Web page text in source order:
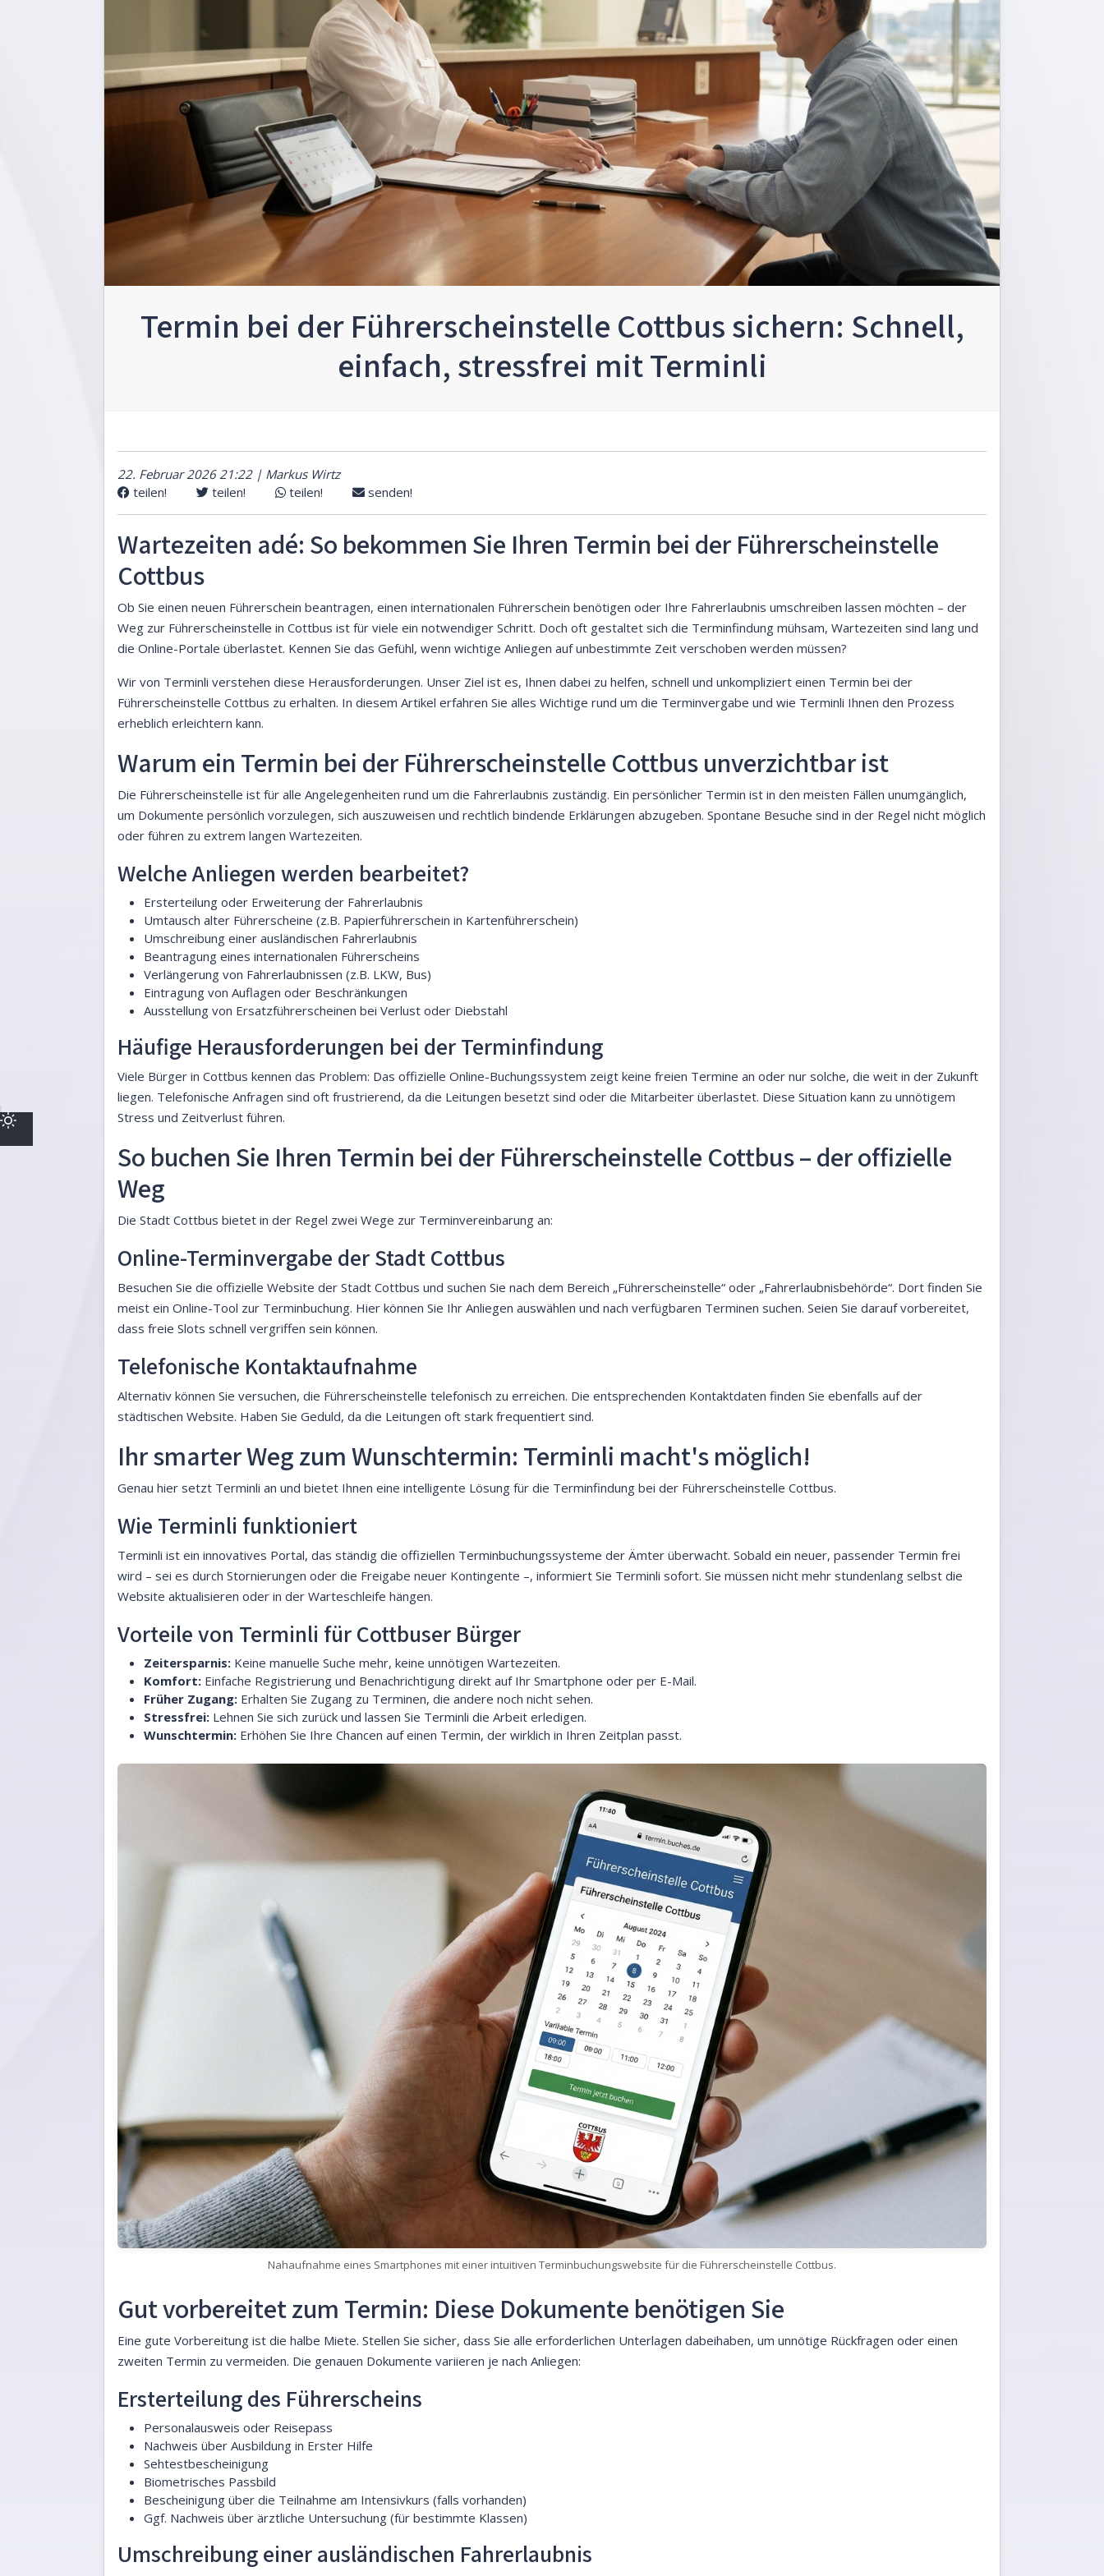
Termin bei der Führerscheinstelle Cottbus sichern: Schnell,
einfach, stressfrei mit Terminli
22. Februar 2026 21:22 | Markus Wirtz
teilen!
teilen! teilen! senden!
Wartezeiten adé: So bekommen Sie Ihren Termin bei der Führerscheinstelle
Cottbus
Ob Sie einen neuen Führerschein beantragen, einen internationalen Führerschein benötigen oder Ihre Fahrerlaubnis umschreiben lassen möchten – der
Weg zur Führerscheinstelle in Cottbus ist für viele ein notwendiger Schritt. Doch oft gestaltet sich die Terminfindung mühsam, Wartezeiten sind lang und
die Online-Portale überlastet. Kennen Sie das Gefühl, wenn wichtige Anliegen auf unbestimmte Zeit verschoben werden müssen?
Wir von Terminli verstehen diese Herausforderungen. Unser Ziel ist es, Ihnen dabei zu helfen, schnell und unkompliziert einen Termin bei der
Führerscheinstelle Cottbus zu erhalten. In diesem Artikel erfahren Sie alles Wichtige rund um die Terminvergabe und wie Terminli Ihnen den Prozess
erheblich erleichtern kann.
Warum ein Termin bei der Führerscheinstelle Cottbus unverzichtbar ist
Die Führerscheinstelle ist für alle Angelegenheiten rund um die Fahrerlaubnis zuständig. Ein persönlicher Termin ist in den meisten Fällen unumgänglich,
um Dokumente persönlich vorzulegen, sich auszuweisen und rechtlich bindende Erklärungen abzugeben. Spontane Besuche sind in der Regel nicht möglich
oder führen zu extrem langen Wartezeiten.
Welche Anliegen werden bearbeitet?
Ersterteilung oder Erweiterung der Fahrerlaubnis
Umtausch alter Führerscheine (z.B. Papierführerschein in Kartenführerschein)
Umschreibung einer ausländischen Fahrerlaubnis
Beantragung eines internationalen Führerscheins
Verlängerung von Fahrerlaubnissen (z.B. LKW, Bus)
Eintragung von Auflagen oder Beschränkungen
Ausstellung von Ersatzführerscheinen bei Verlust oder Diebstahl
Häufige Herausforderungen bei der Terminfindung
Viele Bürger in Cottbus kennen das Problem: Das offizielle Online-Buchungssystem zeigt keine freien Termine an oder nur solche, die weit in der Zukunft
liegen. Telefonische Anfragen sind oft frustrierend, da die Leitungen besetzt sind oder die Mitarbeiter überlastet. Diese Situation kann zu unnötigem
Stress und Zeitverlust führen.
So buchen Sie Ihren Termin bei der Führerscheinstelle Cottbus – der offizielle
Weg
Die Stadt Cottbus bietet in der Regel zwei Wege zur Terminvereinbarung an:
Online-Terminvergabe der Stadt Cottbus
Besuchen Sie die offizielle Website der Stadt Cottbus und suchen Sie nach dem Bereich „Führerscheinstelle“ oder „Fahrerlaubnisbehörde“. Dort finden Sie
meist ein Online-Tool zur Terminbuchung. Hier können Sie Ihr Anliegen auswählen und nach verfügbaren Terminen suchen. Seien Sie darauf vorbereitet,
dass freie Slots schnell vergriffen sein können.
Telefonische Kontaktaufnahme
Alternativ können Sie versuchen, die Führerscheinstelle telefonisch zu erreichen. Die entsprechenden Kontaktdaten finden Sie ebenfalls auf der
städtischen Website. Haben Sie Geduld, da die Leitungen oft stark frequentiert sind.
Ihr smarter Weg zum Wunschtermin: Terminli macht's möglich!
Genau hier setzt Terminli an und bietet Ihnen eine intelligente Lösung für die Terminfindung bei der Führerscheinstelle Cottbus.
Wie Terminli funktioniert
Terminli ist ein innovatives Portal, das ständig die offiziellen Terminbuchungssysteme der Ämter überwacht. Sobald ein neuer, passender Termin frei
wird – sei es durch Stornierungen oder die Freigabe neuer Kontingente –, informiert Sie Terminli sofort. Sie müssen nicht mehr stundenlang selbst die
Website aktualisieren oder in der Warteschleife hängen.
Vorteile von Terminli für Cottbuser Bürger
Zeitersparnis: Keine manuelle Suche mehr, keine unnötigen Wartezeiten.
Komfort: Einfache Registrierung und Benachrichtigung direkt auf Ihr Smartphone oder per E-Mail.
Früher Zugang: Erhalten Sie Zugang zu Terminen, die andere noch nicht sehen.
Stressfrei: Lehnen Sie sich zurück und lassen Sie Terminli die Arbeit erledigen.
Wunschtermin: Erhöhen Sie Ihre Chancen auf einen Termin, der wirklich in Ihren Zeitplan passt.
Nahaufnahme eines Smartphones mit einer intuitiven Terminbuchungswebsite für die Führerscheinstelle Cottbus.
Gut vorbereitet zum Termin: Diese Dokumente benötigen Sie
Eine gute Vorbereitung ist die halbe Miete. Stellen Sie sicher, dass Sie alle erforderlichen Unterlagen dabeihaben, um unnötige Rückfragen oder einen
zweiten Termin zu vermeiden. Die genauen Dokumente variieren je nach Anliegen:
Ersterteilung des Führerscheins
Personalausweis oder Reisepass
Nachweis über Ausbildung in Erster Hilfe
Sehtestbescheinigung
Biometrisches Passbild
Bescheinigung über die Teilnahme am Intensivkurs (falls vorhanden)
Ggf. Nachweis über ärztliche Untersuchung (für bestimmte Klassen)
Umschreibung einer ausländischen Fahrerlaubnis